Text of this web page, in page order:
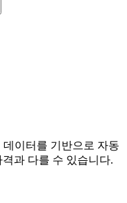
이터를 기반으로 자동
과 다를 수 있습니다.